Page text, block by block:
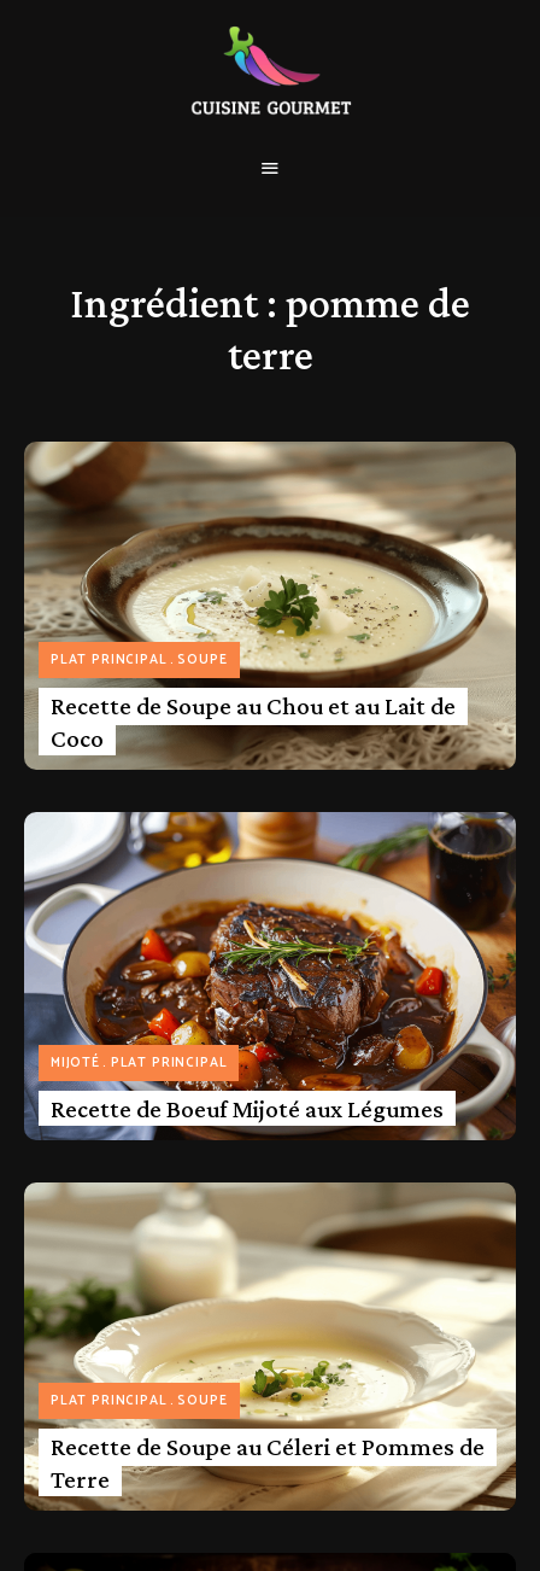
Ingrédient : pomme de
terre
PLAT PRINCIPAL SOUPE
Recette de Soupe au Chou et au Lait de
Coco
MIJOTÉ PLAT PRINCIPAL
Recette de Boeuf Mijoté aux Légumes
PLAT PRINCIPAL SOUPE
Recette de Soupe au Céleri et Pommes de
Terre